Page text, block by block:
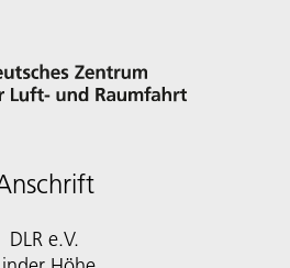
DLR e.V.